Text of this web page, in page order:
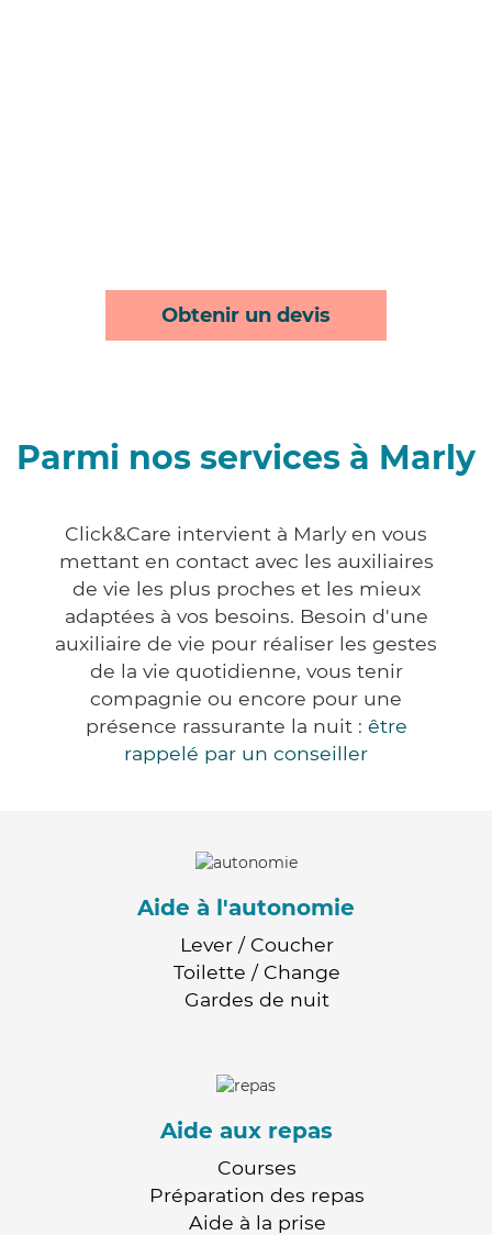
Obtenir un devis
Parmi nos services à Marly
Click&Care intervient à Marly en vous
mettant en contact avec les auxiliaires
de vie les plus proches et les mieux
adaptées à vos besoins. Besoin d'une
auxiliaire de vie pour réaliser les gestes
de la vie quotidienne, vous tenir
compagnie ou encore pour une
présence rassurante la nuit : être
rappelé par un conseiller
Aide à l'autonomie
Lever / Coucher
Toilette / Change
Gardes de nuit
Aide aux repas
Courses
Préparation des repas
Aide à la prise